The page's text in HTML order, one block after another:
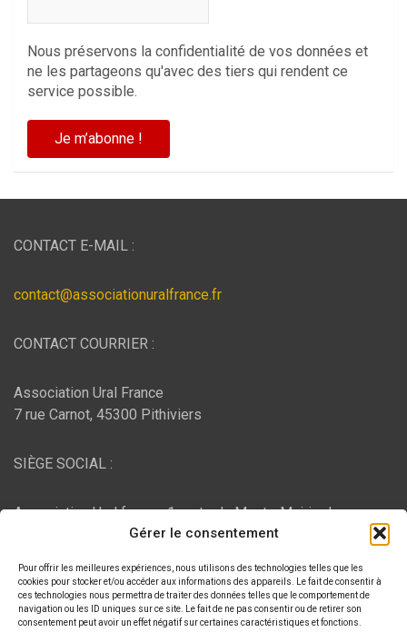
Gérer le consentement
Pour offrir les meilleures expériences, nous utilisons des technologies telles que les
cookies pour stocker et/ou accéder aux informations des appareils. Le fait de consentir à
ces technologies nous permettra de traiter des données telles que le comportement de
navigation ou les ID uniques sur ce site. Le fait de ne pas consentir ou de retirer son
consentement peut avoir un effet négatif sur certaines caractéristiques et fonctions.
Nous préservons la confidentialité de vos données et
ne les partageons qu'avec des tiers qui rendent ce
service possible.
CONTACT E-MAIL :
contact@associationuralfrance.fr
CONTACT COURRIER :
Association Ural France
7 rue Carnot, 45300 Pithiviers
SIÈGE SOCIAL :
Association Ural france, 1 route du Mont - Mairie de
Bujaleuf, 87460 Bujaleuf
HÉBERGEMENT :
, Chemin des Pardiaux, 63000 Clermont-Ferrand